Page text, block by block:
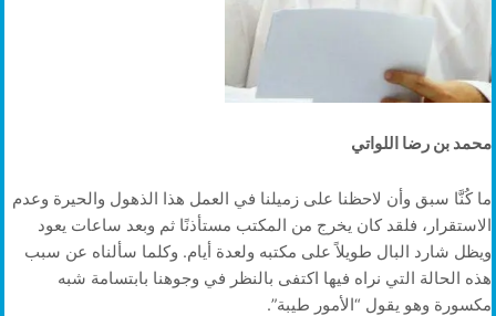
محمد بن رضا اللواتي
ما كُنَّا سبق وأن لاحظنا على زميلنا في العمل هذا الذهول والحيرة وعدم
الاستقرار، فلقد كان يخرج من المكتب مستأذنًا ثم وبعد ساعات يعود
ويظل شارد البال طويلاً على مكتبه ولعدة أيام. وكلما سألناه عن سبب
هذه الحالة التي نراه فيها اكتفى بالنظر في وجوهنا بابتسامة شبه
مكسورة وهو يقول “الأمور طيبة”.